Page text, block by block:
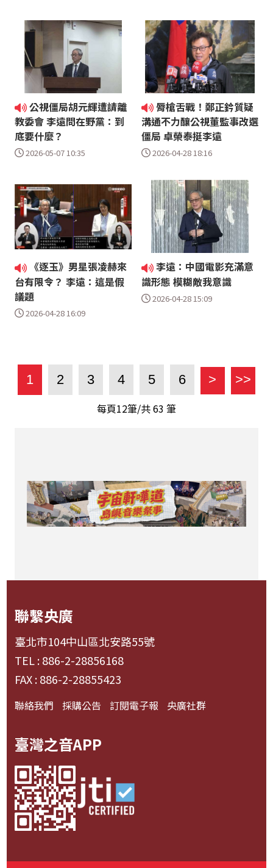
公視僵局胡元輝遭請離
教委會 李遠問在野黨：到
底要什麼？
2026-05-07 10:35
脣槍舌戰！鄭正鈐質疑
溝通不力釀公視董監事改選
僵局 卓榮泰挺李遠
2026-04-28 18:16
《逐玉》男星張凌赫來
台有限令？ 李遠：這是假
議題
2026-04-28 16:09
李遠：中國電影充滿意
識形態 模糊敵我意識
2026-04-28 15:09
1 2 3 4 5 6 > >>
每頁12筆/共63 筆
聯繫央廣
臺北市104中山區北安路55號
TEL : 886-2-28856168
FAX : 886-2-28855423
聯絡我們 採購公告 訂閱電子報 央廣社群
臺灣之音APP